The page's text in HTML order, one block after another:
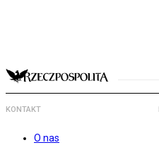
KONTAKT
O nas